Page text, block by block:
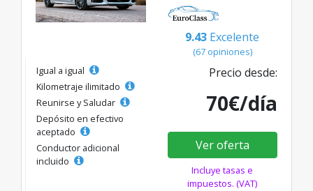
9.43 Excelente
(67 opiniones)
Igual a igual
Kilometraje ilimitado
Reunirse y Saludar
Depósito en efectivo
aceptado
Conductor adicional
incluido
Precio desde:
70€/día
Ver oferta
Incluye tasas e
impuestos. (VAT)